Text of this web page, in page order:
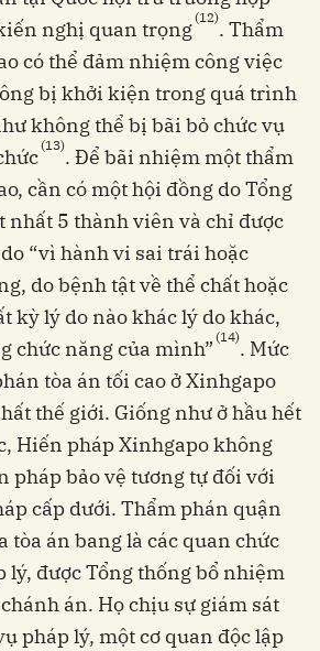
nghị quan trọng(12). Thẩm
có thể đảm nhiệm công việc
bị khởi kiện trong quá trình
không thể bị bãi bỏ chức vụ
(13). Để bãi nhiệm một thẩm
cần có một hội đồng do Tổng
nhất 5 thành viên và chỉ được
“vì hành vi sai trái hoặc
do bệnh tật về thể chất hoặc
kỳ lý do nào khác lý do khác,
chức năng của mình” (14). Mức
tòa án tối cao ở Xinhgapo
thế giới. Giống như ở hầu hết
Hiến pháp Xinhgapo không
pháp bảo vệ tương tự đối với
cấp dưới. Thẩm phán quận
tòa án bang là các quan chức
lý, được Tổng thống bổ nhiệm
án. Họ chịu sự giám sát
pháp lý, một cơ quan độc lập